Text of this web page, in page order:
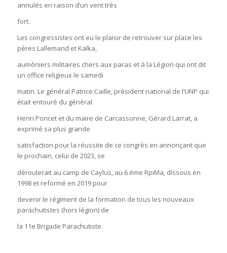
annulés en raison d’un vent très
fort.
Les congressistes ont eu le plaisir de retrouver sur place les
pères Lallemand et Kalka,
aumôniers militaires chers aux paras et à la Légion qui ont dit
un office religieux le samedi
matin. Le général Patrice Caille, président national de l‘UNP qui
était entouré du général
Henri Poncet et du maire de Carcassonne, Gérard Larrat, a
exprimé sa plus grande
satisfaction pour la réussite de ce congrès en annonçant que
le prochain, celui de 2023, se
déroulerait au camp de Caylus, au 6 ème RpiMa, dissous en
1998 et reformé en 2019 pour
devenir le régiment de la formation de tous les nouveaux
parachutistes (hors légion) de
la 11e Brigade Parachutiste.